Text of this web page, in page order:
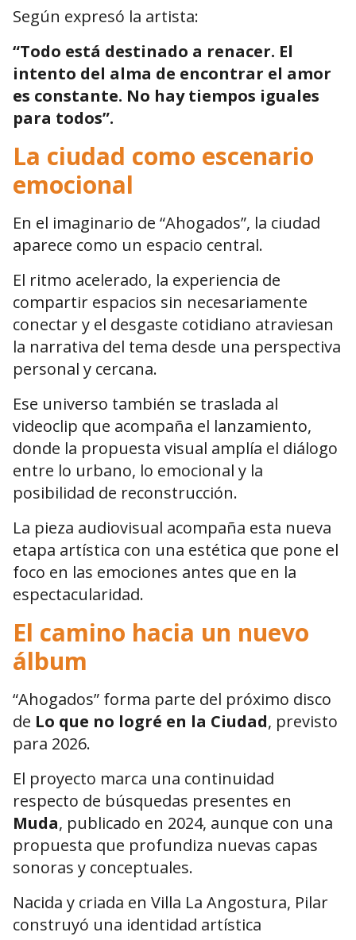
Según expresó la artista:
“Todo está destinado a renacer. El
intento del alma de encontrar el amor
es constante. No hay tiempos iguales
para todos”.
La ciudad como escenario
emocional
En el imaginario de “Ahogados”, la ciudad
aparece como un espacio central.
El ritmo acelerado, la experiencia de
compartir espacios sin necesariamente
conectar y el desgaste cotidiano atraviesan
la narrativa del tema desde una perspectiva
personal y cercana.
Ese universo también se traslada al
videoclip que acompaña el lanzamiento,
donde la propuesta visual amplía el diálogo
entre lo urbano, lo emocional y la
posibilidad de reconstrucción.
La pieza audiovisual acompaña esta nueva
etapa artística con una estética que pone el
foco en las emociones antes que en la
espectacularidad.
El camino hacia un nuevo
álbum
“Ahogados” forma parte del próximo disco
de Lo que no logré en la Ciudad, previsto
para 2026.
El proyecto marca una continuidad
respecto de búsquedas presentes en
Muda, publicado en 2024, aunque con una
propuesta que profundiza nuevas capas
sonoras y conceptuales.
Nacida y criada en Villa La Angostura, Pilar
construyó una identidad artística